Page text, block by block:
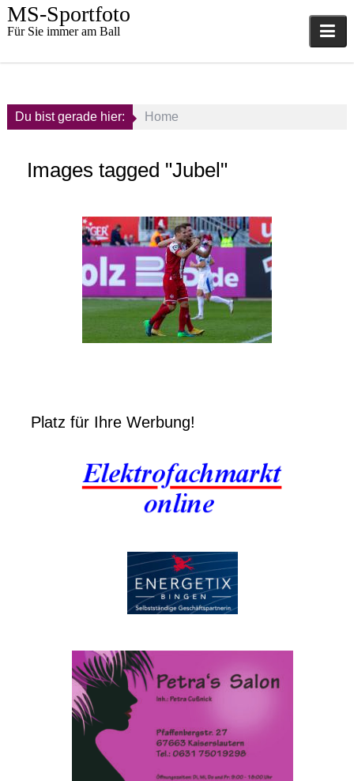
Skip
toMS-Sportfoto
Für Sie immer am Ball
Du bist gerade hier: Home
Images tagged "Jubel"
Platz für Ihre Werbung!